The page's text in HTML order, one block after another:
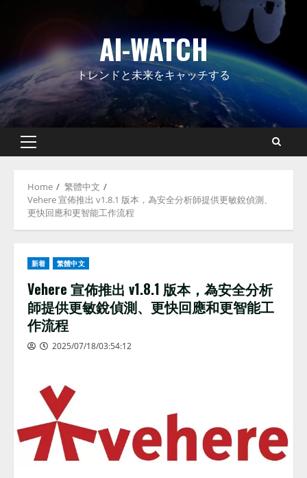
AI-WATCH
トレンドと未来をキャッチする
Primary
Home
繁體中文
Vehere 宣佈推出 v1.8.1 版本，為安全分析師提供更敏銳偵測、
更快回應和更智能工作流程
新着 繁體中文
Vehere 宣佈推出 v1.8.1 版本，為安全分析
師提供更敏銳偵測、更快回應和更智能工
作流程
2025/07/18/03:54:12